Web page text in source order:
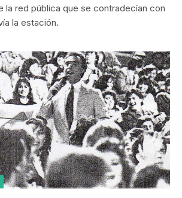
la red pública que se contradecían con
la estación.